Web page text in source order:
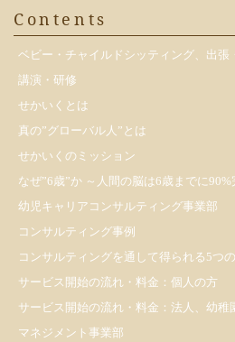
Contents
ベビー・チャイルドシッティング、出張
講演・研修
せかいくとは
真の”グローバル人”とは
せかいくのミッション
なぜ”6歳”か ～人間の脳は6歳までに90%
幼児キャリアコンサルティング事業部
コンサルティング事例
コンサルティングを通して得られる5つ
サービス開始の流れ・料金：個人の方
サービス開始の流れ・料金：法人、幼稚
マネジメント事業部